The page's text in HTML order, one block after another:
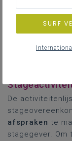
Stage
Algemene
De
afspraken te
stagegever.
SURF